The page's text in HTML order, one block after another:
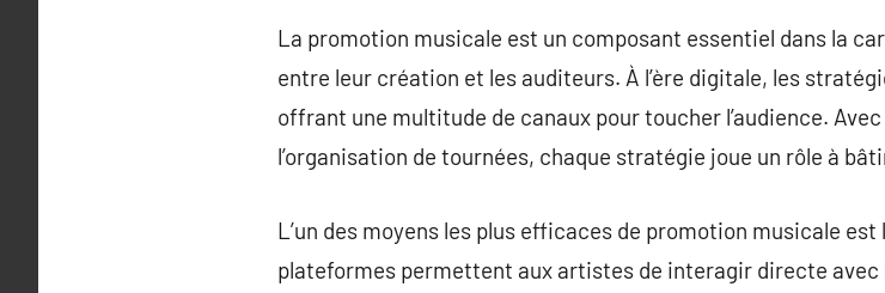
La promotion musicale est un composant essentiel dans la
entre leur création et les auditeurs. À l’ère digitale, les
offrant une multitude de canaux pour toucher l’audience.
l’organisation de tournées, chaque stratégie joue un rôle à
L’un des moyens les plus efficaces de promotion musicale
plateformes permettent aux artistes de interagir directe